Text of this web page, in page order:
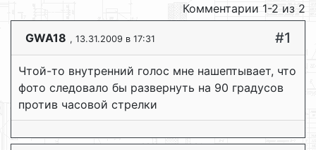
Комментарии 1-2 из 2
GWA18 , 13.31.2009 в 17:31 #1
Чтой-то внутренний голос мне нашептывает, что
фото следовало бы развернуть на 90 градусов
против часовой стрелки